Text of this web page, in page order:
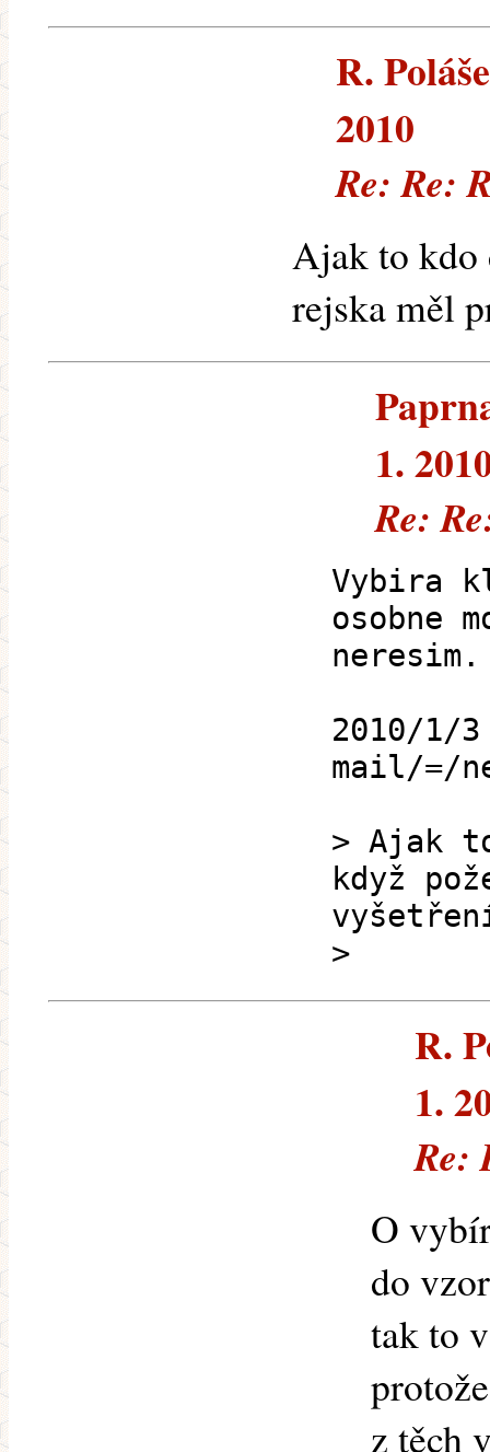
R.
2010
Re: Re:
Ajak to kdo
rejska měl
1.
Re:
Vybira
osobne
neresim.
2010/1/
mail/=/
> Ajak
když
>
R.
1.
Re:
O
do
tak to
z těch